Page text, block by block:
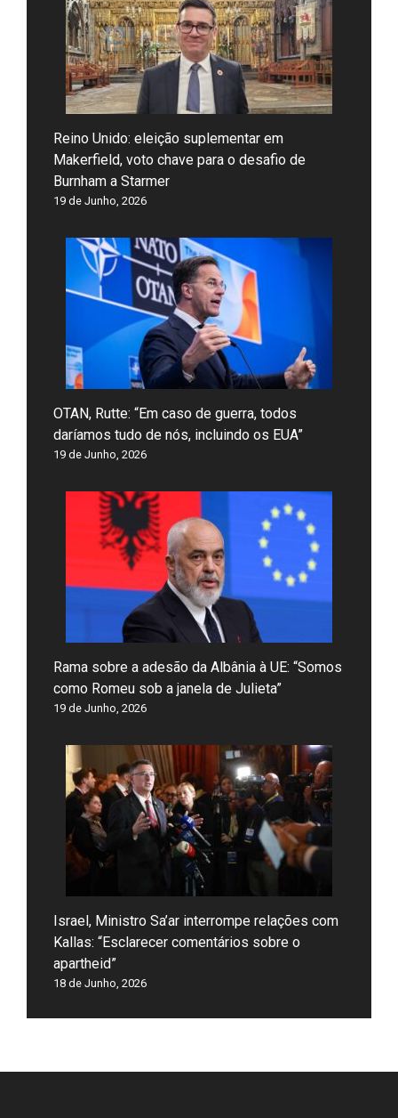
Reino Unido: eleição suplementar em
Makerfield, voto chave para o desafio de
Burnham a Starmer
19 de Junho, 2026
OTAN, Rutte: “Em caso de guerra, todos
daríamos tudo de nós, incluindo os EUA”
19 de Junho, 2026
Rama sobre a adesão da Albânia à UE: “Somos
como Romeu sob a janela de Julieta”
19 de Junho, 2026
Israel, Ministro Sa’ar interrompe relações com
Kallas: “Esclarecer comentários sobre o
apartheid”
18 de Junho, 2026